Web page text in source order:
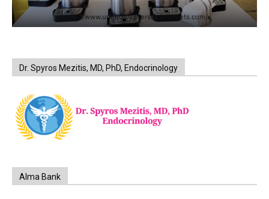
https://www.unitedbrothersfruitmarkets.com/
Dr. Spyros Mezitis, MD, PhD, Endocrinology
Alma Bank